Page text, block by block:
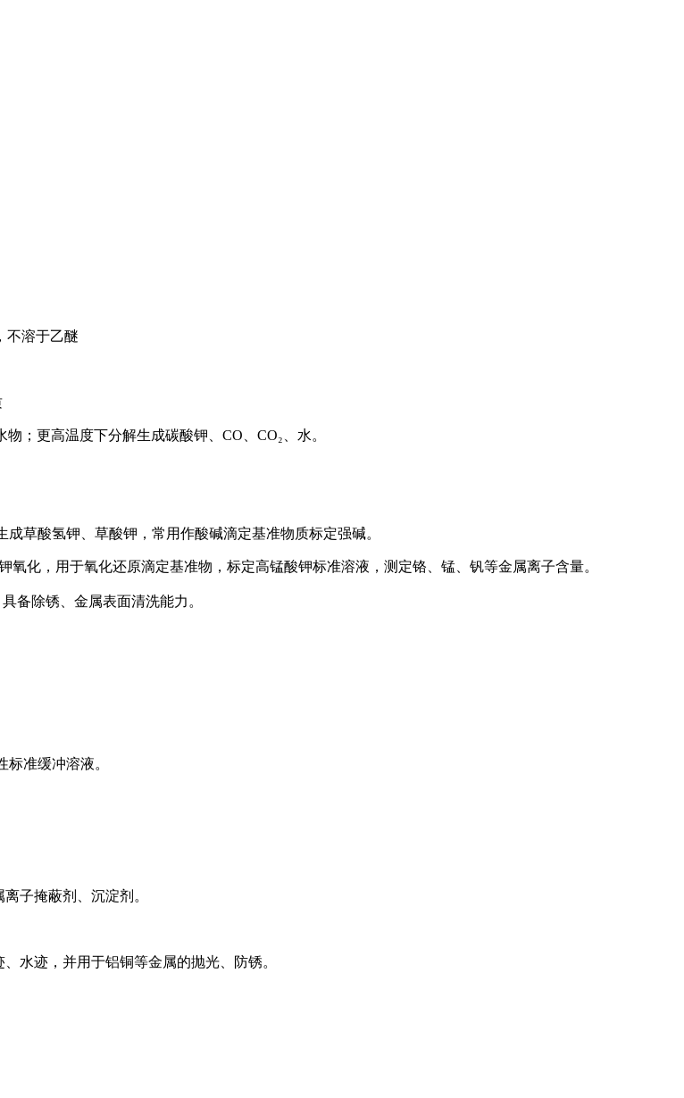
不溶于乙醚
；更高温度下分解生成碳酸钾、CO、CO₂、水。
草酸氢钾、草酸钾，常用作酸碱滴定基准物质标定强碱。
化，用于氧化还原滴定基准物，标定高锰酸钾标准溶液，测定铬、锰、钒等金属离子含量。
备除锈、金属表面清洗能力。
准缓冲溶液。
子掩蔽剂、沉淀剂。
水迹，并用于铝铜等金属的抛光、防锈。